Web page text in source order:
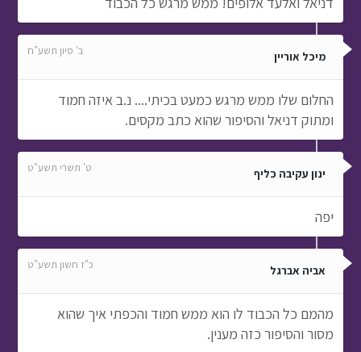
מיכל אוריין ב' סיון תשע"ח
החלום שלו ממש מרגש כמעט בכיתי.... נ.ב איזה חמוד
ומתוק דניאל והסיפור שהוא כתב מקסים.
ינון עקיבה כליף ט' תשרי תשע"ט
יפה
אביה אברגל כ"ז חשון תשע"ט
מהמם כל הכבוד לו הוא ממש חמוד והכפתי איך שהוא
מסור והסיפור כזה מענין.